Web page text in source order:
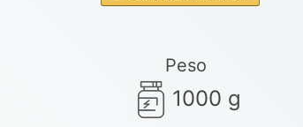
Peso
1000 g